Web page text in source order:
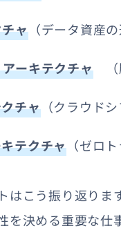
ャ（データ資産の
ーキテクチャ（
チャ（クラウドシ
テクチャ （ゼロ
こう振り返ります
を決める重要な